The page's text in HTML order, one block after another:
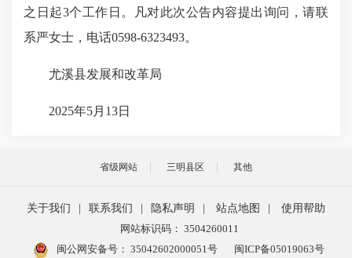
之日起3个工作日。凡对此次公告内容提出询问，请联
系严女士，电话0598-6323493。
尤溪县发展和改革局
2025年5月13日
省级网站 三明县区 其他
关于我们 联系我们 隐私声明 站点地图
使用帮助
网站标识码： 3504260011
闽公网安备号： 35042602000051号 闽ICP备05019063号